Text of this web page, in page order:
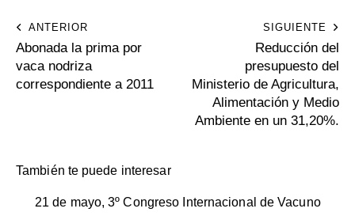
ANTERIOR
Abonada la prima por
vaca nodriza
correspondiente a 2011
SIGUIENTE
Reducción del
presupuesto del
Ministerio de Agricultura,
Alimentación y Medio
Ambiente en un 31,20%.
También te puede interesar
21 de mayo, 3º Congreso Internacional de Vacuno